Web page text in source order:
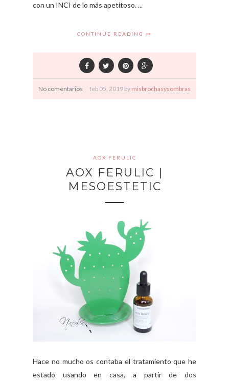
con un INCI de lo más apetitoso. ...
CONTINUE READING
No comentarios feb 05, 2019 by misbrochasysombras
AOX FERULIC
AOX FERULIC |
MESOESTETIC
Hace no mucho os contaba el tratamiento que he
estado usando en casa, a partir de dos